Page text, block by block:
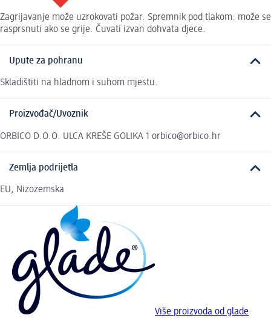
Zagrijavanje može uzrokovati požar. Spremnik pod tlakom: može se
rasprsnuti ako se grije. Čuvati izvan dohvata djece.
Upute za pohranu
Skladištiti na hladnom i suhom mjestu.
Proizvođač/Uvoznik
ORBICO D.O.O. ULCA KREŠE GOLIKA 1 orbico@orbico.hr
Zemlja podrijetla
EU, Nizozemska
Više proizvoda od glade